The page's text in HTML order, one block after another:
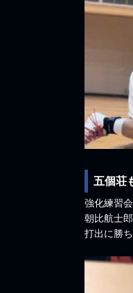
五個荘
強化練習
朝比航士
打出に勝